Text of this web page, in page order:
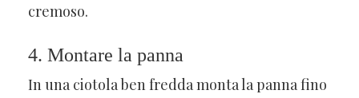
cremoso.
4. Montare la panna
In una ciotola ben fredda monta la panna fino